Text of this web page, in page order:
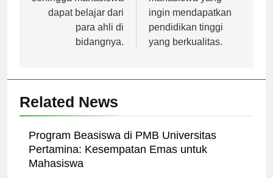
dapat belajar dari
para ahli di
bidangnya.
ingin mendapatkan
pendidikan tinggi
yang berkualitas.
Related News
Program Beasiswa di PMB Universitas
Pertamina: Kesempatan Emas untuk
Mahasiswa